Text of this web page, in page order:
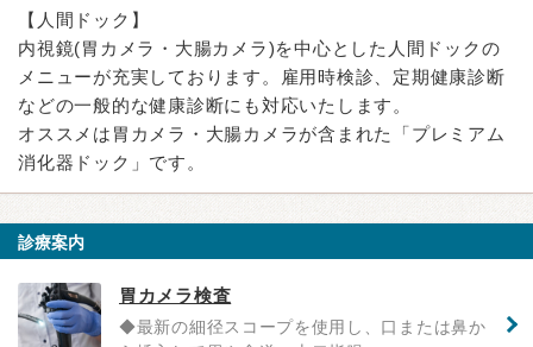
【人間ドック】
内視鏡(胃カメラ・大腸カメラ)を中心とした人間ドックの
メニューが充実しております。雇用時検診、定期健康診断
などの一般的な健康診断にも対応いたします。
オススメは胃カメラ・大腸カメラが含まれた「プレミアム
消化器ドック」です。
診療案内
胃カメラ検査
◆最新の細径スコープを使用し、口または鼻か